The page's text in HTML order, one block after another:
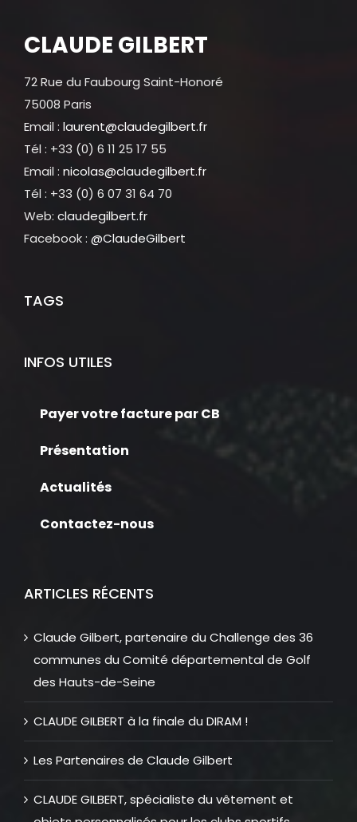
CLAUDE GILBERT
72 Rue du Faubourg Saint-Honoré
75008 Paris
Email : laurent@claudegilbert.fr
Tél : +33 (0) 6 11 25 17 55
Email : nicolas@claudegilbert.fr
Tél : +33 (0) 6 07 31 64 70
Web: claudegilbert.fr
Facebook : @ClaudeGilbert
TAGS
INFOS UTILES
Payer votre facture par CB
Présentation
Actualités
Contactez-nous
ARTICLES RÉCENTS
Claude Gilbert, partenaire du Challenge des 36
communes du Comité départemental de Golf
des Hauts-de-Seine
CLAUDE GILBERT à la finale du DIRAM !
Les Partenaires de Claude Gilbert
CLAUDE GILBERT, spécialiste du vêtement et